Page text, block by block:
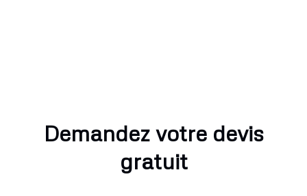
Demandez votre devis
gratuit